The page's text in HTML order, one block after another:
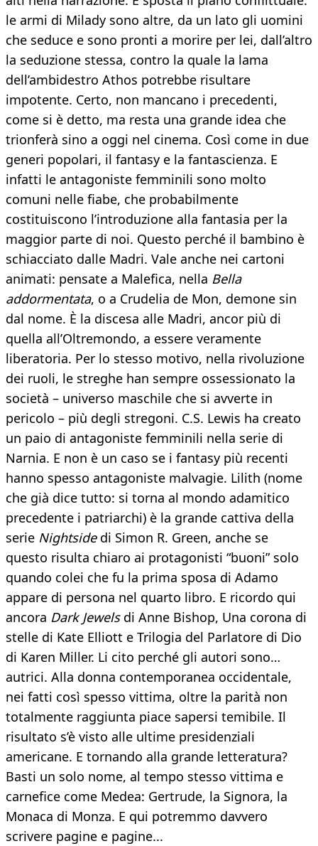
le armi di Milady sono altre, da un lato gli uomini
che seduce e sono pronti a morire per lei, dall’altro
la seduzione stessa, contro la quale la lama
dell’ambidestro Athos potrebbe risultare
impotente. Certo, non mancano i precedenti,
come si è detto, ma resta una grande idea che
trionferà sino a oggi nel cinema. Così come in due
generi popolari, il fantasy e la fantascienza. E
infatti le antagoniste femminili sono molto
comuni nelle fiabe, che probabilmente
costituiscono l’introduzione alla fantasia per la
maggior parte di noi. Questo perché il bambino è
schiacciato dalle Madri. Vale anche nei cartoni
animati: pensate a Malefica, nella Bella
addormentata, o a Crudelia de Mon, demone sin
dal nome. È la discesa alle Madri, ancor più di
quella all’Oltremondo, a essere veramente
liberatoria. Per lo stesso motivo, nella rivoluzione
dei ruoli, le streghe han sempre ossessionato la
società – universo maschile che si avverte in
pericolo – più degli stregoni. C.S. Lewis ha creato
un paio di antagoniste femminili nella serie di
Narnia. E non è un caso se i fantasy più recenti
hanno spesso antagoniste malvagie. Lilith (nome
che già dice tutto: si torna al mondo adamitico
precedente i patriarchi) è la grande cattiva della
serie Nightsidedi Simon R. Green, anche se
questo risulta chiaro ai protagonisti “buoni” solo
quando colei che fu la prima sposa di Adamo
appare di persona nel quarto libro. E ricordo qui
ancora Dark Jewelsdi Anne Bishop, Una corona di
stelle di Kate Elliott e Trilogia del Parlatore di Dio
di Karen Miller. Li cito perché gli autori sono…
autrici. Alla donna contemporanea occidentale,
nei fatti così spesso vittima, oltre la parità non
totalmente raggiunta piace sapersi temibile. Il
risultato s’è visto alle ultime presidenziali
americane. E tornando alla grande letteratura?
Basti un solo nome, al tempo stesso vittima e
carnefice come Medea: Gertrude, la Signora, la
Monaca di Monza. E qui potremmo davvero
scrivere pagine e pagine...